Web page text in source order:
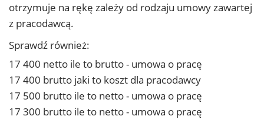
otrzymuje na rękę zależy od rodzaju umowy zawartej
z pracodawcą.
Sprawdź również:
17 400 netto ile to brutto - umowa o pracę
17 400 brutto jaki to koszt dla pracodawcy
17 500 brutto ile to netto - umowa o pracę
17 300 brutto ile to netto - umowa o pracę